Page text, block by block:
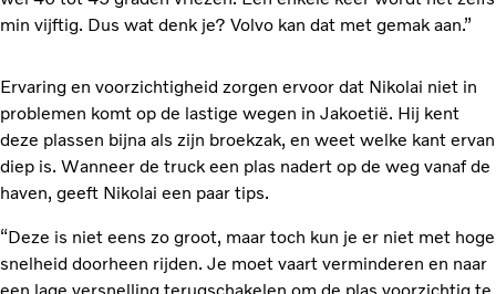
min vijftig. Dus wat denk je? Volvo kan dat met gemak aan.”
Ervaring en voorzichtigheid zorgen ervoor dat Nikolai niet in
problemen komt op de lastige wegen in Jakoetië. Hij kent
deze plassen bijna als zijn broekzak, en weet welke kant ervan
diep is. Wanneer de truck een plas nadert op de weg vanaf de
haven, geeft Nikolai een paar tips.
“Deze is niet eens zo groot, maar toch kun je er niet met hoge
snelheid doorheen rijden. Je moet vaart verminderen en naar